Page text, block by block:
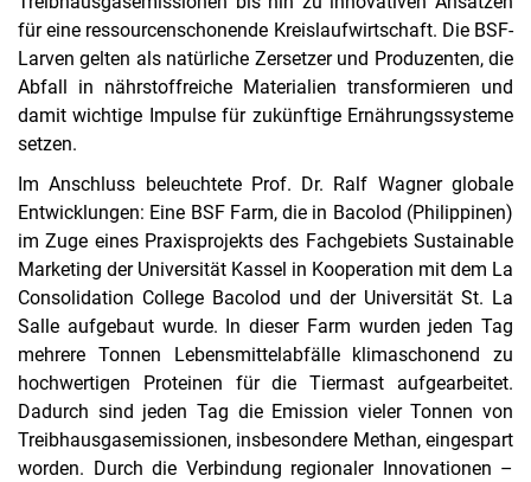
für eine ressourcenschonende Kreislaufwirtschaft. Die BSF-
Larven gelten als natürliche Zersetzer und Produzenten, die
Abfall in nährstoffreiche Materialien transformieren und
damit wichtige Impulse für zukünftige Ernährungssysteme
setzen.
Im Anschluss beleuchtete Prof. Dr. Ralf Wagner globale
Entwicklungen: Eine BSF Farm, die in Bacolod (Philippinen)
im Zuge eines Praxisprojekts des Fachgebiets Sustainable
Marketing der Universität Kassel in Kooperation mit dem La
Consolidation College Bacolod und der Universität St. La
Salle aufgebaut wurde. In dieser Farm wurden jeden Tag
mehrere Tonnen Lebensmittelabfälle klimaschonend zu
hochwertigen Proteinen für die Tiermast aufgearbeitet.
Dadurch sind jeden Tag die Emission vieler Tonnen von
Treibhausgasemissionen, insbesondere Methan, eingespart
worden. Durch die Verbindung regionaler Innovationen –